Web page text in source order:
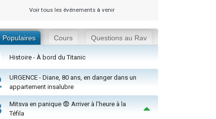
Voir tous les événements à venir
Populaires Cours Questions au Rav
Histoire - À bord du Titanic
URGENCE - Diane, 80 ans, en danger dans un
appartement insalubre
Mitsva en panique 😨 Arriver à l'heure à la
Téfila